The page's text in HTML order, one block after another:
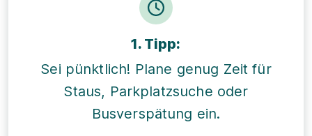
1. Tipp:
Sei pünktlich! Plane genug Zeit für
Staus, Parkplatzsuche oder
Busverspätung ein.